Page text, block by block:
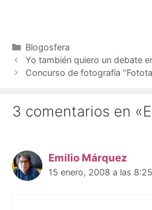
Categorías
Blogosfera
Yo también quiero un debate
Concurso de fotografía
3 comentarios en
Emilio Márquez
15 enero, 2008 a las